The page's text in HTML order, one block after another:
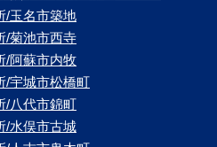
/玉名市築地
/菊池市西寺
/阿蘇市内牧
/宇城市松橋町
/八代市錦町
/水俣市古城